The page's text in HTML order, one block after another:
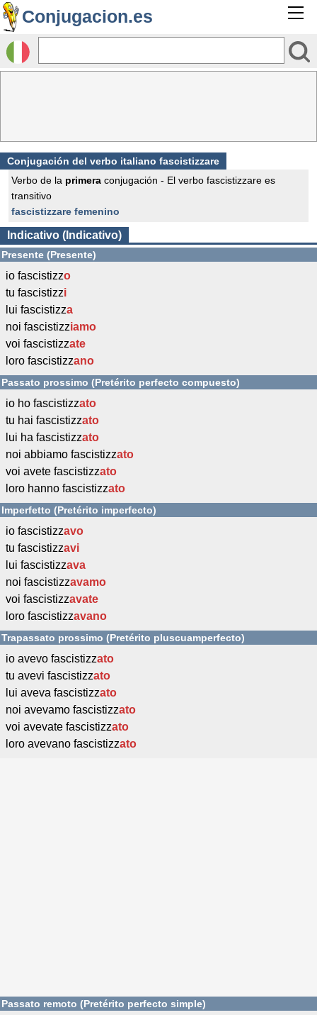
Conjugacion.es
Conjugación del verbo italiano fascistizzare
Verbo de la primera conjugación - El verbo fascistizzare es
transitivo
fascistizzare femenino
Indicativo (Indicativo)
Presente (Presente)
io fascistizzo
tu fascistizzi
lui fascistizza
noi fascistizziamo
voi fascistizzate
loro fascistizzano
Passato prossimo (Pretérito perfecto compuesto)
io ho fascistizzato
tu hai fascistizzato
lui ha fascistizzato
noi abbiamo fascistizzato
voi avete fascistizzato
loro hanno fascistizzato
Imperfetto (Pretérito imperfecto)
io fascistizzavo
tu fascistizzavi
lui fascistizzava
noi fascistizzavamo
voi fascistizzavate
loro fascistizzavano
Trapassato prossimo (Pretérito pluscuamperfecto)
io avevo fascistizzato
tu avevi fascistizzato
lui aveva fascistizzato
noi avevamo fascistizzato
voi avevate fascistizzato
loro avevano fascistizzato
Passato remoto (Pretérito perfecto simple)